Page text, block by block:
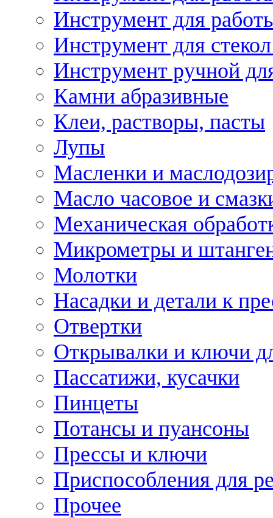
Инструмент для
Инструмент для
Инструмент ручной
Камни абразивные
Клеи, растворы, пасты
Лупы
Масленки и
Масло часовое и
Механическая
Микрометры и
Молотки
Насадки и детали к
Отвертки
Открывалки и ключи
Пассатижи, кусачки
Пинцеты
Потансы и пуансоны
Прессы и ключи
Приспособления для
Прочее